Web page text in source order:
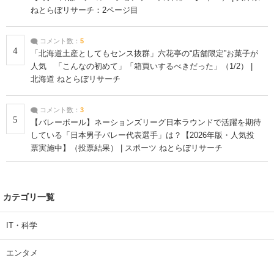
ねとらぼリサーチ：2ページ目
4
コメント数： 5
「北海道土産としてもセンス抜群」六花亭の“店舗限定”お菓子が
人気 「こんなの初めて」「箱買いするべきだった」（1/2） |
北海道 ねとらぼリサーチ
5
コメント数： 3
【バレーボール】ネーションズリーグ日本ラウンドで活躍を期待
している「日本男子バレー代表選手」は？【2026年版・人気投
票実施中】（投票結果） | スポーツ ねとらぼリサーチ
カテゴリ一覧
IT・科学
エンタメ